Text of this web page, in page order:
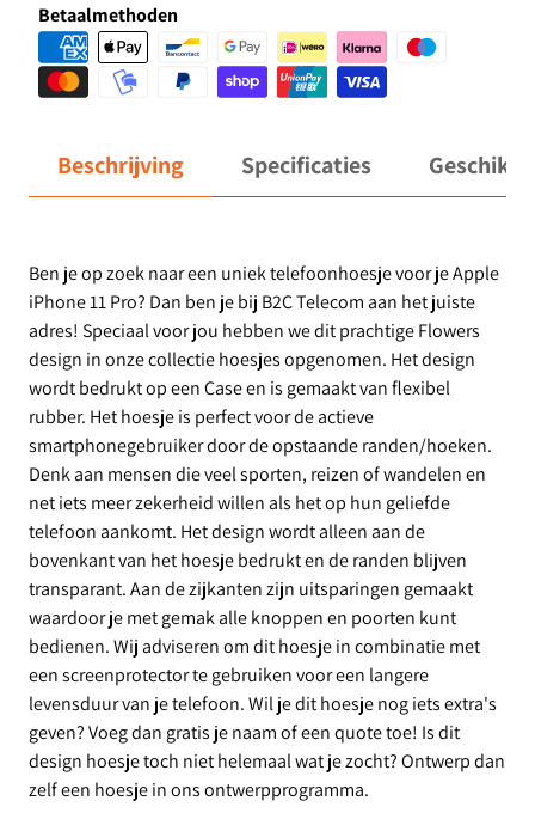
Betaalmethoden
Beschrijving Specificaties Geschikt
Ben je op zoek naar een uniek telefoonhoesje voor je Apple
iPhone 11 Pro? Dan ben je bij B2C Telecom aan het juiste
adres! Speciaal voor jou hebben we dit prachtige Flowers
design in onze collectie hoesjes opgenomen. Het design
wordt bedrukt op een Case en is gemaakt van flexibel
rubber. Het hoesje is perfect voor de actieve
smartphonegebruiker door de opstaande randen/hoeken.
Denk aan mensen die veel sporten, reizen of wandelen en
net iets meer zekerheid willen als het op hun geliefde
telefoon aankomt. Het design wordt alleen aan de
bovenkant van het hoesje bedrukt en de randen blijven
transparant. Aan de zijkanten zijn uitsparingen gemaakt
waardoor je met gemak alle knoppen en poorten kunt
bedienen. Wij adviseren om dit hoesje in combinatie met
een screenprotector te gebruiken voor een langere
levensduur van je telefoon. Wil je dit hoesje nog iets extra's
geven? Voeg dan gratis je naam of een quote toe! Is dit
design hoesje toch niet helemaal wat je zocht? Ontwerp dan
zelf een hoesje in ons ontwerpprogramma.